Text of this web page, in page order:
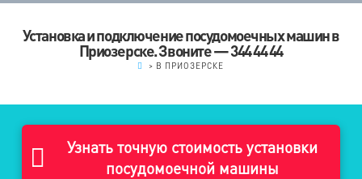
Установка и подключение посудомоечных машин в
Приозерске. Звоните — 344 44 44
> В ПРИОЗЕРСКЕ
Узнать точную стоимость установки
посудомоечной машины